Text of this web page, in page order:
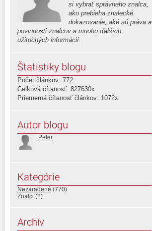
si vybrať správneho znalca,
ako prebieha znalecké
dokazovanie, aké sú práva a
povinnosti znalcov a mnoho ďalších
užitočných informácií.
Štatistiky blogu
Počet článkov: 772
Celková čítanosť: 827630x
Priemerná čítanosť článkov: 1072x
Autor blogu
Peter
Kategórie
Nezaradené (770)
Znalci (2)
Archív